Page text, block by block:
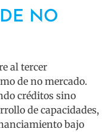
NO
al tercer
de no mercado.
créditos sino
de capacidades,
bajo